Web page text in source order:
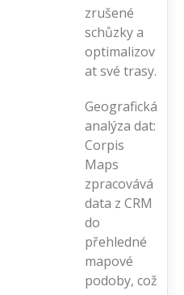
zrušené
schůzky a
optimalizov
at své trasy.
Geografická
analýza dat:
Corpis
Maps
zpracovává
data z CRM
do
přehledné
mapové
podoby, což